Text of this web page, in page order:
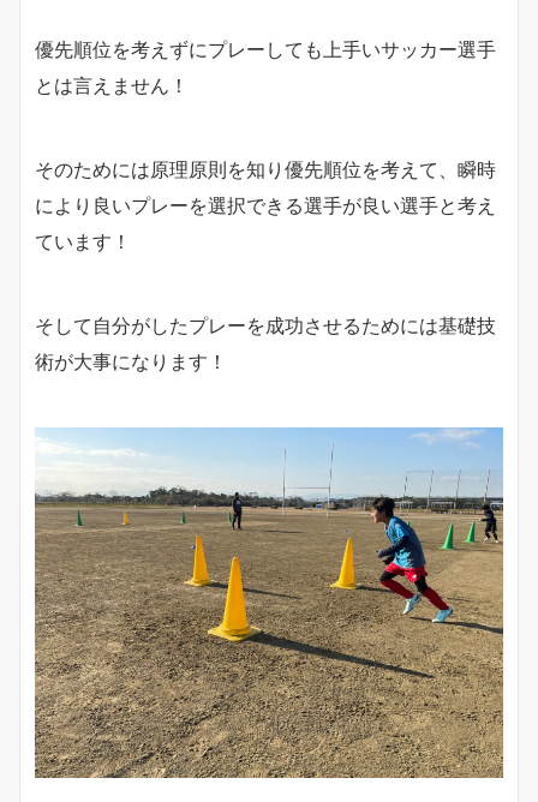
優先順位を考えずにプレーしても上手いサッカー選手
とは言えません！
そのためには原理原則を知り優先順位を考えて、瞬時
により良いプレーを選択できる選手が良い選手と考え
ています！
そして自分がしたプレーを成功させるためには基礎技
術が大事になります！